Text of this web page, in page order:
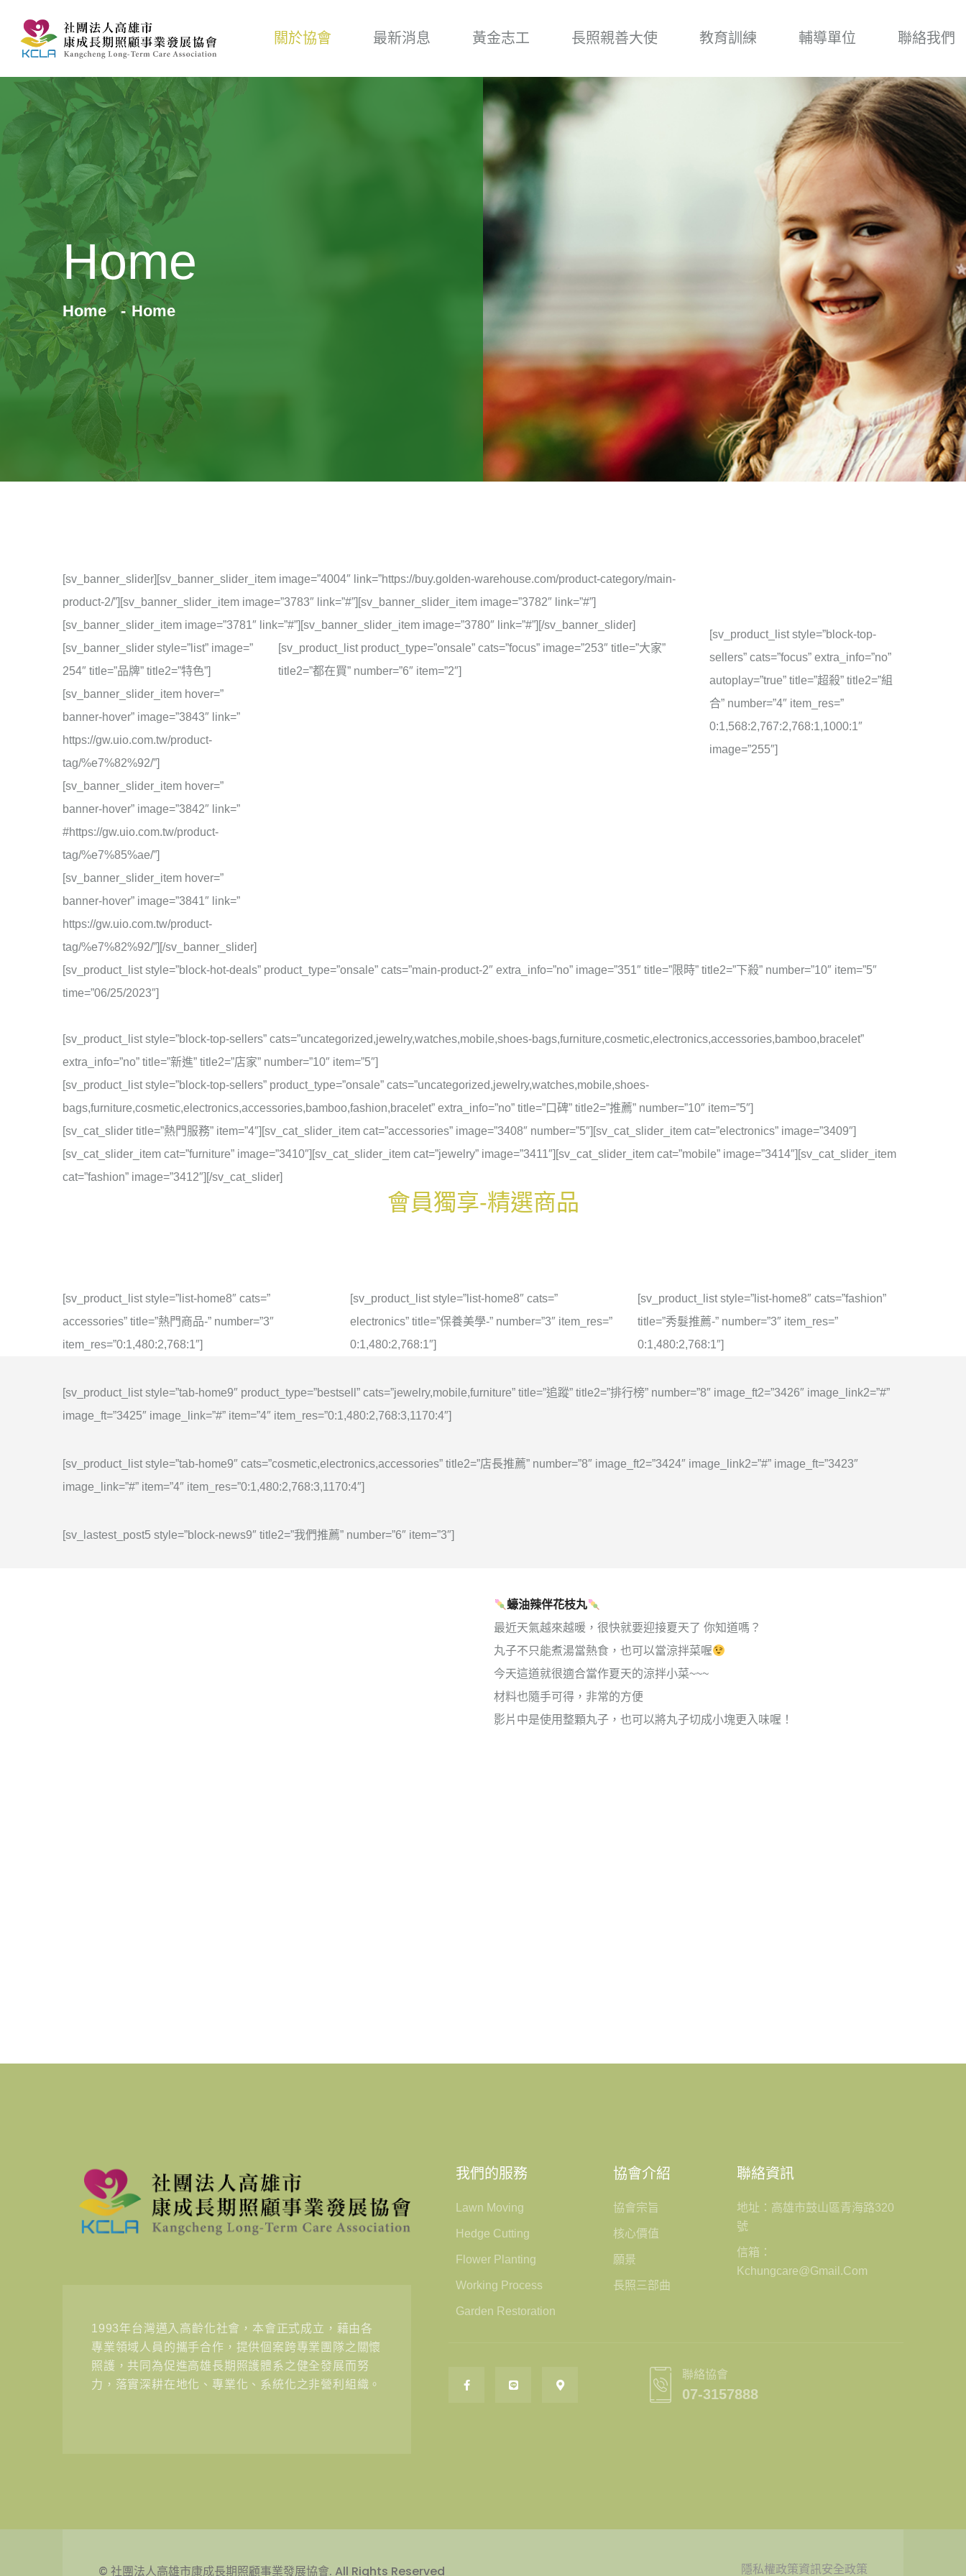
關於協會 最新消息 黃金志工 長照親善大使 教育訓練 輔導單位 聯絡我們
Home
Home Home
[sv_banner_slider][sv_banner_slider_item image=”4004″ link=”https://buy.golden-warehouse.com/product-category/main-
product-2/”][sv_banner_slider_item image=”3783″ link=”#”][sv_banner_slider_item image=”3782″ link=”#”]
[sv_banner_slider_item image=”3781″ link=”#”][sv_banner_slider_item image=”3780″ link=”#”][/sv_banner_slider]
[sv_banner_slider style=”list” image=”
254″ title=”品牌” title2=”特色”]
[sv_banner_slider_item hover=”
banner-hover” image=”3843″ link=”
https://gw.uio.com.tw/product-
tag/%e7%82%92/”]
[sv_banner_slider_item hover=”
banner-hover” image=”3842″ link=”
#https://gw.uio.com.tw/product-
tag/%e7%85%ae/”]
[sv_banner_slider_item hover=”
banner-hover” image=”3841″ link=”
https://gw.uio.com.tw/product-
tag/%e7%82%92/”][/sv_banner_slider]
[sv_product_list product_type=”onsale” cats=”focus” image=”253″ title=”大家”
title2=”都在買” number=”6″ item=”2″]
[sv_product_list style=”block-top-
sellers” cats=”focus” extra_info=”no”
autoplay=”true” title=”超殺” title2=”組
合” number=”4″ item_res=”
0:1,568:2,767:2,768:1,1000:1″
image=”255″]
[sv_product_list style=”block-hot-deals” product_type=”onsale” cats=”main-product-2″ extra_info=”no” image=”351″ title=”限時” title2=”下殺” number=”10″ item=”5″
time=”06/25/2023″]
[sv_product_list style=”block-top-sellers” cats=”uncategorized,jewelry,watches,mobile,shoes-bags,furniture,cosmetic,electronics,accessories,bamboo,bracelet”
extra_info=”no” title=”新進” title2=”店家” number=”10″ item=”5″]
[sv_product_list style=”block-top-sellers” product_type=”onsale” cats=”uncategorized,jewelry,watches,mobile,shoes-
bags,furniture,cosmetic,electronics,accessories,bamboo,fashion,bracelet” extra_info=”no” title=”口碑” title2=”推薦” number=”10″ item=”5″]
[sv_cat_slider title=”熱門服務” item=”4″][sv_cat_slider_item cat=”accessories” image=”3408″ number=”5″][sv_cat_slider_item cat=”electronics” image=”3409″]
[sv_cat_slider_item cat=”furniture” image=”3410″][sv_cat_slider_item cat=”jewelry” image=”3411″][sv_cat_slider_item cat=”mobile” image=”3414″][sv_cat_slider_item
cat=”fashion” image=”3412″][/sv_cat_slider]
會員獨享-精選商品
[sv_product_list style=”list-home8″ cats=”
accessories” title=”熱門商品-” number=”3″
item_res=”0:1,480:2,768:1″]
[sv_product_list style=”list-home8″ cats=”
electronics” title=”保養美學-” number=”3″ item_res=”
0:1,480:2,768:1″]
[sv_product_list style=”list-home8″ cats=”fashion”
title=”秀髮推薦-” number=”3″ item_res=”
0:1,480:2,768:1″]
[sv_product_list style=”tab-home9″ product_type=”bestsell” cats=”jewelry,mobile,furniture” title=”追蹤” title2=”排行榜” number=”8″ image_ft2=”3426″ image_link2=”#”
image_ft=”3425″ image_link=”#” item=”4″ item_res=”0:1,480:2,768:3,1170:4″]
[sv_product_list style=”tab-home9″ cats=”cosmetic,electronics,accessories” title2=”店長推薦” number=”8″ image_ft2=”3424″ image_link2=”#” image_ft=”3423″
image_link=”#” item=”4″ item_res=”0:1,480:2,768:3,1170:4″]
[sv_lastest_post5 style=”block-news9″ title2=”我們推薦” number=”6″ item=”3″]
蠔油辣伴花枝丸
最近天氣越來越暖，很快就要迎接夏天了 你知道嗎？
丸子不只能煮湯當熱食，也可以當涼拌菜喔
今天這道就很適合當作夏天的涼拌小菜~~~
材料也隨手可得，非常的方便
影片中是使用整顆丸子，也可以將丸子切成小塊更入味喔！
1993年台灣邁入高齡化社會，本會正式成立，藉由各
專業領域人員的攜手合作，提供個案跨專業團隊之關懷
照護，共同為促進高雄長期照護體系之健全發展而努
力，落實深耕在地化、專業化、系統化之非營利組織。
我們的服務
Lawn Moving
Hedge Cutting
Flower Planting
Working Process
Garden Restoration
協會介紹
協會宗旨
核心價值
願景
長照三部曲
聯絡資訊
地址：高雄市鼓山區青海路320
號
信箱：
Kchungcare@gmail.com
聯絡協會
07-3157888
© 社團法人高雄市康成長期照顧事業發展協會. All Rights Reserved 隱私權政策資訊安全政策